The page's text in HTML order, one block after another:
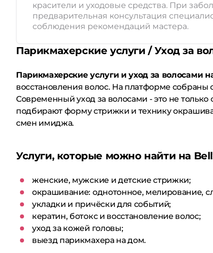
красители и уходовые средства. При
предварительная консультация
соблюдения рекомендаций мастера.
Парикмахерские услуги / Уход за
Парикмахерские услуги и уход за волосами
восстановления волос. На платформе
Современный уход за волосами - это не
подбирают форму стрижки и технику
смен имиджа.
Услуги, которые можно найти на
женские, мужские и детские стрижки;
окрашивание: однотонное, мелирование,
укладки и причёски для событий;
кератин, ботокс и восстановление волос;
уход за кожей головы;
выезд парикмахера на дом.